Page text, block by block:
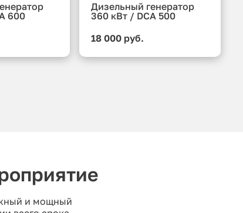
600
Дизельный генератор
360 кВт / DCA 500
18 000 руб.
и мощный